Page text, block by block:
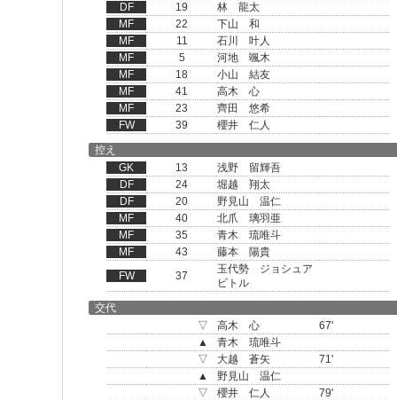
DF
19
林 龍太
MF
22
下山 和
MF
11
石川 叶人
MF
5
河地 颯木
MF
18
小山 結友
MF
41
高木 心
MF
23
齊田 悠希
FW
39
櫻井 仁人
控え
GK
13
浅野 留輝吾
DF
24
堀越 翔太
DF
20
野見山 温仁
MF
40
北爪 璃羽亜
MF
35
青木 琉唯斗
MF
43
藤本 陽貴
FW
37
玉代勢 ジョシュア
ビトル
交代
▽
高木 心
67'
▲
青木 琉唯斗
▽
大越 蒼矢
71'
▲
野見山 温仁
▽
櫻井 仁人
79'